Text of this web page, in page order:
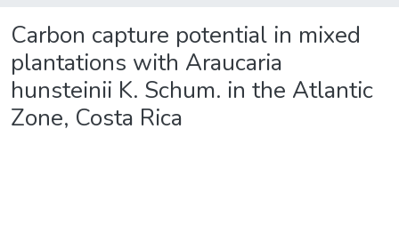
Carbon capture potential in mixed
plantations with Araucaria
hunsteinii K. Schum. in the Atlantic
Zone, Costa Rica